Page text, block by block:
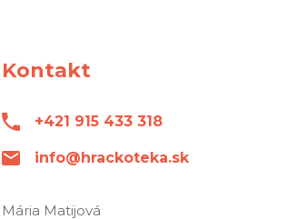
Kontakt
+421 915 433 318
info@hrackoteka.sk
Mária Matijová